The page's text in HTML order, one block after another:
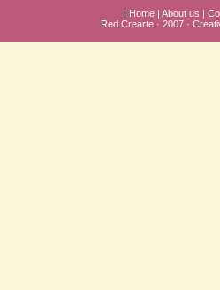
| Home | About us |
Red Crearte · 2007 ·